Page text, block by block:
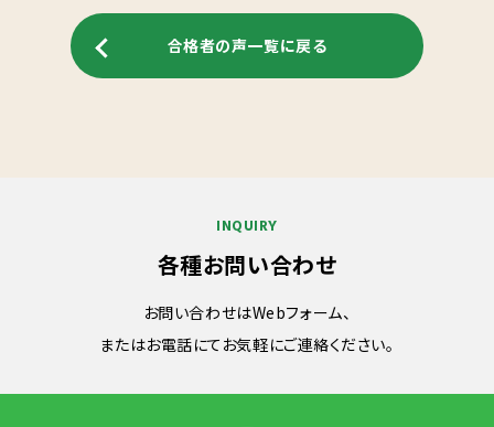
合格者の声一覧に戻る
INQUIRY
各種お問い合わせ
お問い合わせはWebフォーム、
またはお電話にてお気軽にご連絡ください。